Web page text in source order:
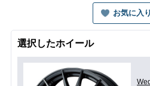
お気に入
選択したホイール